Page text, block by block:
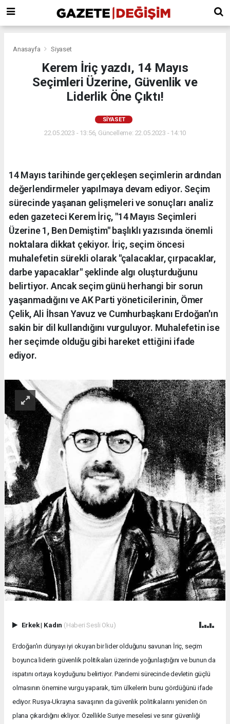
Anasayfa Siyaset
Kerem İriç yazdı, 14 Mayıs
Seçimleri Üzerine, Güvenlik ve
Liderlik Öne Çıktı!
SIYASET
22.05.2023 - 13:56, Güncelleme: 22.05.2023 - 14:10
14 Mayıs tarihinde gerçekleşen seçimlerin ardından
değerlendirmeler yapılmaya devam ediyor. Seçim
sürecinde yaşanan gelişmeleri ve sonuçları analiz
eden gazeteci Kerem İriç, "14 Mayıs Seçimleri
Üzerine 1, Ben Demiştim" başlıklı yazısında önemli
noktalara dikkat çekiyor. İriç, seçim öncesi
muhalefetin sürekli olarak "çalacaklar, çırpacaklar,
darbe yapacaklar" şeklinde algı oluşturduğunu
belirtiyor. Ancak seçim günü herhangi bir sorun
yaşanmadığını ve AK Parti yöneticilerinin, Ömer
Çelik, Ali İhsan Yavuz ve Cumhurbaşkanı Erdoğan'ın
sakin bir dil kullandığını vurguluyor. Muhalefetin ise
her seçimde olduğu gibi hareket ettiğini ifade
ediyor.
Erkek| Kadın (Haberi Sesli Oku)
Erdoğan'ın dünyayı iyi okuyan bir lider olduğunu savunan İriç, seçim
boyunca liderin güvenlik politikaları üzerinde yoğunlaştığını ve bunun da
ispatını ortaya koyduğunu belirtiyor. Pandemi sürecinde devletin güçlü
olmasının önemine vurgu yaparak, tüm ülkelerin bunu gördüğünü ifade
ediyor. Rusya-Ukrayna savaşının da güvenlik politikalarını yeniden ön
plana çıkardığını ekliyor. Özellikle Suriye meselesi ve sınır güvenliği